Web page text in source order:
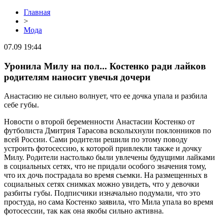
Главная
>
Мода
07.09 19:44
Уронила Милу на пол... Костенко ради лайков
родителям наносит увечья дочери
Анастасию не сильно волнует, что ее дочка упала и разбила
себе губы.
Новости о второй беременности Анастасии Костенко от
футболиста Дмитрия Тарасова всколыхнули поклонников по
всей России. Сами родители решили по этому поводу
устроить фотосессию, к которой привлекли также и дочку
Милу. Родители настолько были увлечены будущими лайками
в социальных сетях, что не придали особого значения тому,
что их дочь пострадала во время съемки. На размещенных в
социальных сетях снимках можно увидеть, что у девочки
разбиты губы. Подписчики изначально подумали, что это
простуда, но сама Костенко заявила, что Мила упала во время
фотосессии, так как она якобы сильно активна.